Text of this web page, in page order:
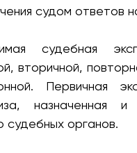
судом ответов
судебная
вторичной,
Первичная
назначенная
органов.